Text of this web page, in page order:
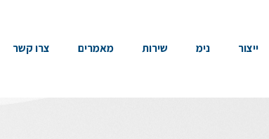
ייצור נימ שירות מאמרים צרו קשר